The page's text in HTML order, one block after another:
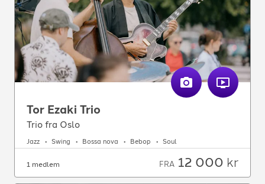
Tor Ezaki Trio
Trio fra Oslo
Jazz Swing Bossa nova Bebop Soul
1 medlem FRA 12 000 kr